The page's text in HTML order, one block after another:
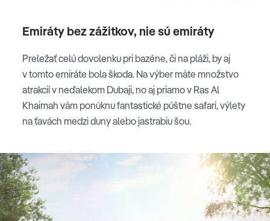
Emiráty bez zážitkov, nie sú emiráty
Preležať celú dovolenku pri bazéne, či na pláži, by aj
v tomto emiráte bola škoda. Na výber máte množstvo
atrakcií v neďalekom Dubaji, no aj priamo v Ras Al
Khaimah vám ponúknu fantastické púštne safari, výlety
na ťavách medzi duny alebo jastrabiu šou.